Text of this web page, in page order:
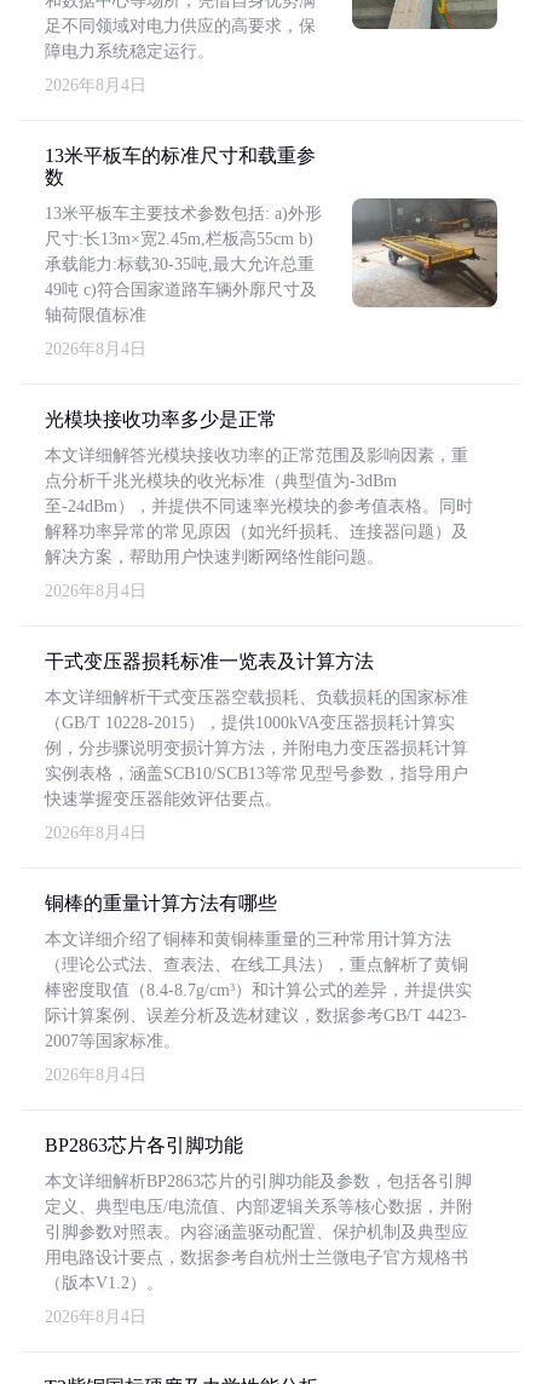
足不同领域对电力供应的高要求，保
障电力系统稳定运行。
2026年8月4日
13米平板车的标准尺寸和载重参
数
13米平板车主要技术参数包括: a)外形
尺寸:长13m×宽2.45m,栏板高55cm b)
承载能力:标载30-35吨,最大允许总重
49吨 c)符合国家道路车辆外廓尺寸及
轴荷限值标准
2026年8月4日
光模块接收功率多少是正常
本文详细解答光模块接收功率的正常范围及影响因素，重
点分析千兆光模块的收光标准（典型值为-3dBm
至-24dBm），并提供不同速率光模块的参考值表格。同时
解释功率异常的常见原因（如光纤损耗、连接器问题）及
解决方案，帮助用户快速判断网络性能问题。
2026年8月4日
干式变压器损耗标准一览表及计算方法
本文详细解析干式变压器空载损耗、负载损耗的国家标准
（GB/T 10228-2015），提供1000kVA变压器损耗计算实
例，分步骤说明变损计算方法，并附电力变压器损耗计算
实例表格，涵盖SCB10/SCB13等常见型号参数，指导用户
快速掌握变压器能效评估要点。
2026年8月4日
铜棒的重量计算方法有哪些
本文详细介绍了铜棒和黄铜棒重量的三种常用计算方法
（理论公式法、查表法、在线工具法），重点解析了黄铜
棒密度取值（8.4-8.7g/cm³）和计算公式的差异，并提供实
际计算案例、误差分析及选材建议，数据参考GB/T 4423-
2007等国家标准。
2026年8月4日
BP2863芯片各引脚功能
本文详细解析BP2863芯片的引脚功能及参数，包括各引脚
定义、典型电压/电流值、内部逻辑关系等核心数据，并附
引脚参数对照表。内容涵盖驱动配置、保护机制及典型应
用电路设计要点，数据参考自杭州士兰微电子官方规格书
（版本V1.2）。
2026年8月4日